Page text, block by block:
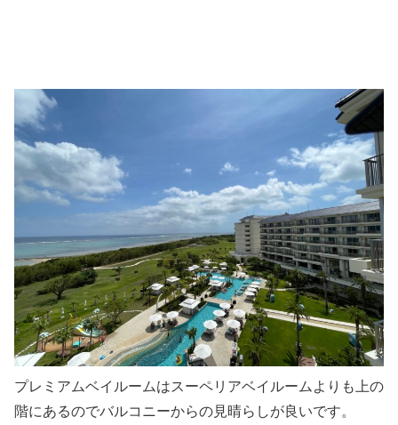
プレミアムベイルームはスーペリアベイルームよりも上の
階にあるのでバルコニーからの見晴らしが良いです。